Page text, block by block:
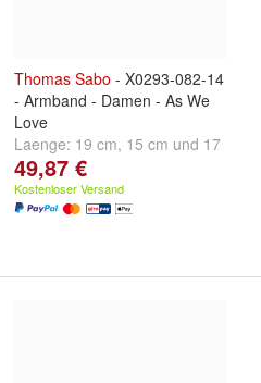
Thomas Sabo - X0293-082-14
- Armband - Damen - As We
Love
Laenge: 19 cm, 15 cm und 17
cm
49,87 €
Kostenloser Versand